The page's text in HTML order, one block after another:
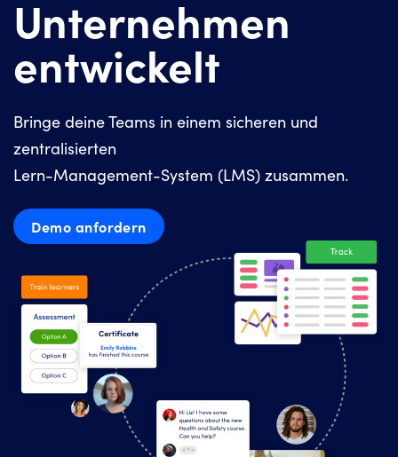
Unternehmen
entwickelt
Bringe deine Teams in einem sicheren und
zentralisierten
Lern-Management-System (LMS) zusammen.
Demo anfordern